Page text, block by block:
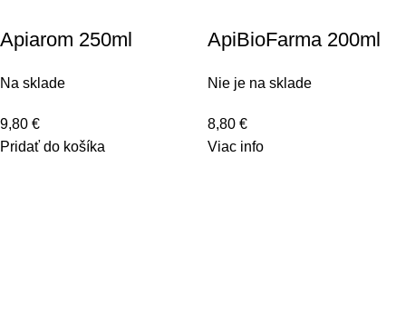
Apiarom 250ml
Na sklade
9,80 €
Pridať do košíka
ApiBioFarma 200ml
Nie je na sklade
8,80 €
Viac info